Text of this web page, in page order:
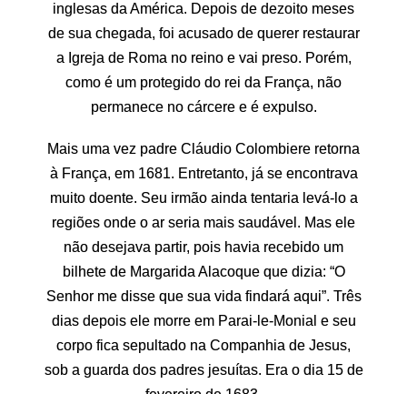
inglesas da América. Depois de dezoito meses
de sua chegada, foi acusado de querer restaurar
a Igreja de Roma no reino e vai preso. Porém,
como é um protegido do rei da França, não
permanece no cárcere e é expulso.
Mais uma vez padre Cláudio Colombiere retorna
à França, em 1681. Entretanto, já se encontrava
muito doente. Seu irmão ainda tentaria levá-lo a
regiões onde o ar seria mais saudável. Mas ele
não desejava partir, pois havia recebido um
bilhete de Margarida Alacoque que dizia: “O
Senhor me disse que sua vida findará aqui”. Três
dias depois ele morre em Parai-le-Monial e seu
corpo fica sepultado na Companhia de Jesus,
sob a guarda dos padres jesuítas. Era o dia 15 de